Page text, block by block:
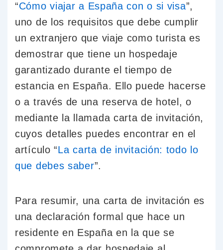
“Cómo viajar a España con o si visa”,
uno de los requisitos que debe cumplir
un extranjero que viaje como turista es
demostrar que tiene un hospedaje
garantizado durante el tiempo de
estancia en España. Ello puede hacerse
o a través de una reserva de hotel, o
mediante la llamada carta de invitación,
cuyos detalles puedes encontrar en el
artículo “La carta de invitación: todo lo
que debes saber”.
Para resumir, una carta de invitación es
una declaración formal que hace un
residente en España en la que se